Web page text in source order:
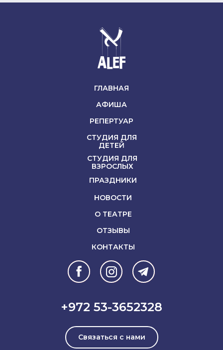
АФИША
РЕПЕРТУАР
СТУДИЯ ДЛЯ
ДЕТЕЙ
СТУДИЯ ДЛЯ
ВЗРОСЛЫХ
ПРАЗДНИКИ
ГЛАВНАЯ
О ТЕАТРЕ
НОВОСТИ
ОТЗЫВЫ
КОНТАКТЫ
+972 53-3652328
Связаться с нами